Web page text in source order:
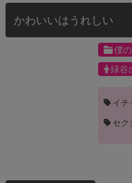
かわいいはうれしい
僕
緑谷
イチ
セク